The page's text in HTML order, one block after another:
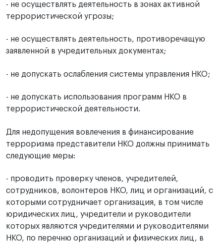
- не осуществлять деятельность в зонах активной
террористической угрозы;
- не осуществлять деятельность, противоречащую
заявленной в учредительных документах;
- не допускать ослабления системы управления НКО;
- не допускать использования программ НКО в
террористической деятельности.
Для недопущения вовлечения в финансирование
терроризма представители НКО должны принимать
следующие меры:
- проводить проверку членов, учредителей,
сотрудников, волонтеров НКО, лиц и организаций, с
которыми сотрудничает организация, в том числе
юридических лиц, учредители и руководители
которых являются учредителями и руководителями
НКО, по перечню организаций и физических лиц, в